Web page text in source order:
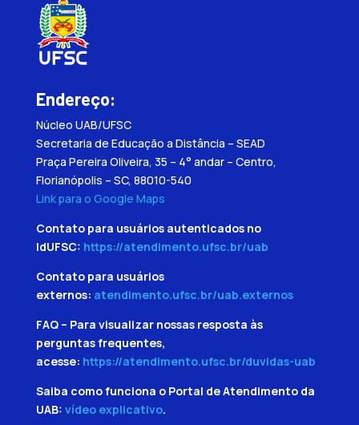
Endereço:
Núcleo UAB/UFSC
Secretaria de Educação a Distância – SEAD
Praça Pereira Oliveira, 35 – 4° andar – Centro,
Florianópolis – SC, 88010-540
Link para o Google Maps
Contato para usuários autenticados no
IdUFSC: https://atendimento.ufsc.br/uab
Contato para usuários
externos: atendimento.ufsc.br/uab.externos
FAQ – Para visualizar nossas resposta às
perguntas frequentes,
acesse: https://atendimento.ufsc.br/duvidas-uab
Saiba como funciona o Portal de Atendimento da
UAB: vídeo explicativo.